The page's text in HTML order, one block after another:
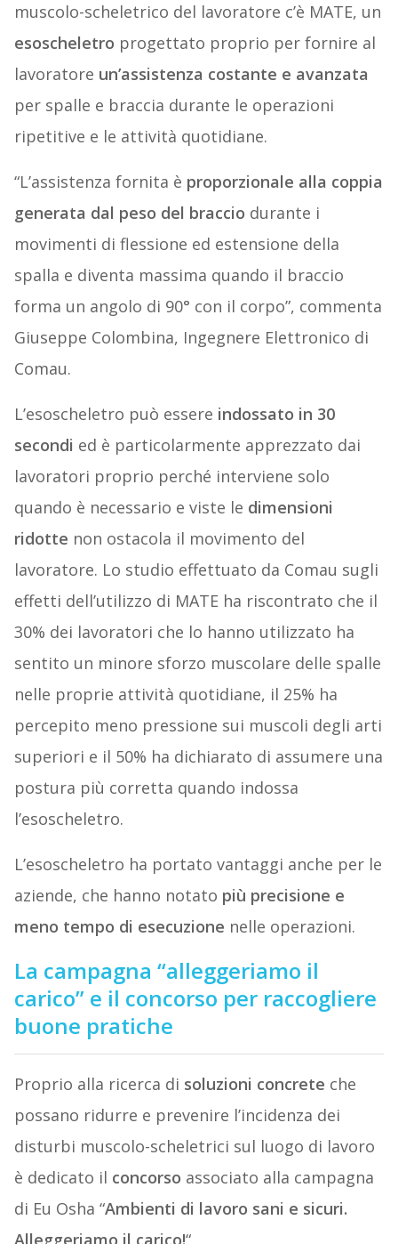
muscolo-scheletrico del lavoratore c’è MATE, un
esoscheletro progettato proprio per fornire al
lavoratore un’assistenza costante e avanzata
per spalle e braccia durante le operazioni
ripetitive e le attività quotidiane.
“L’assistenza fornita è proporzionale alla coppia
generata dal peso del braccio durante i
movimenti di flessione ed estensione della
spalla e diventa massima quando il braccio
forma un angolo di 90° con il corpo”, commenta
Giuseppe Colombina, Ingegnere Elettronico di
Comau.
L’esoscheletro può essere indossato in 30
secondi ed è particolarmente apprezzato dai
lavoratori proprio perché interviene solo
quando è necessario e viste le dimensioni
ridotte non ostacola il movimento del
lavoratore. Lo studio effettuato da Comau sugli
effetti dell’utilizzo di MATE ha riscontrato che il
30% dei lavoratori che lo hanno utilizzato ha
sentito un minore sforzo muscolare delle spalle
nelle proprie attività quotidiane, il 25% ha
percepito meno pressione sui muscoli degli arti
superiori e il 50% ha dichiarato di assumere una
postura più corretta quando indossa
l’esoscheletro.
L’esoscheletro ha portato vantaggi anche per le
aziende, che hanno notato più precisione e
meno tempo di esecuzione nelle operazioni.
La campagna “alleggeriamo il
carico” e il concorso per raccogliere
buone pratiche
Proprio alla ricerca di soluzioni concrete che
possano ridurre e prevenire l’incidenza dei
disturbi muscolo-scheletrici sul luogo di lavoro
è dedicato il concorso associato alla campagna
di Eu Osha “Ambienti di lavoro sani e sicuri.